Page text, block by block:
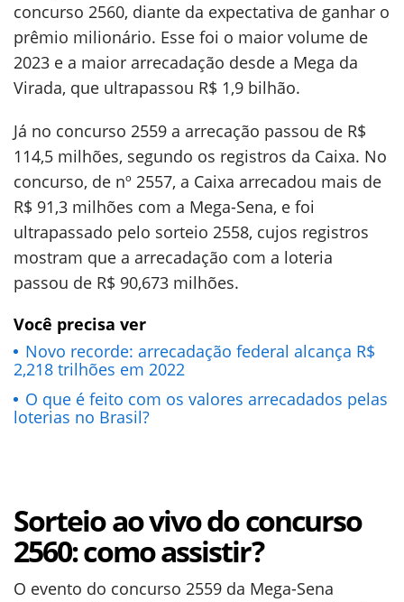
concurso 2560, diante da expectativa de ganhar o
prêmio milionário. Esse foi o maior volume de
2023 e a maior arrecadação desde a Mega da
Virada, que ultrapassou R$ 1,9 bilhão.
Já no concurso 2559 a arrecação passou de R$
114,5 milhões, segundo os registros da Caixa. No
concurso, de nº 2557, a Caixa arrecadou mais de
R$ 91,3 milhões com a Mega-Sena, e foi
ultrapassado pelo sorteio 2558, cujos registros
mostram que a arrecadação com a loteria
passou de R$ 90,673 milhões.
Você precisa ver
Novo recorde: arrecadação federal alcança R$
2,218 trilhões em 2022
O que é feito com os valores arrecadados pelas
loterias no Brasil?
Sorteio ao vivo do concurso
2560: como assistir?
O evento do concurso 2559 da Mega-Sena